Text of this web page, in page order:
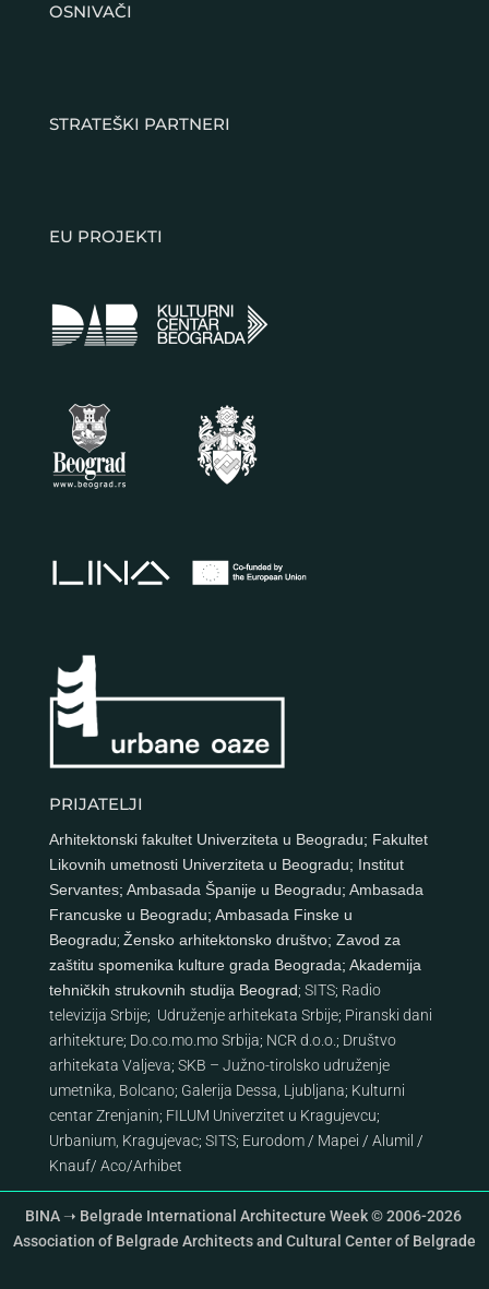
OSNIVAČI
STRATEŠKI PARTNERI
EU PROJEKTI
PRIJATELJI
Arhitektonski fakultet Univerziteta u Beogradu; Fakultet
Likovnih umetnosti Univerziteta u Beogradu; Institut
Servantes; Ambasada Španije u Beogradu; Ambasada
Francuske u Beogradu; Ambasada Finske u
Beogradu; Žensko arhitektonsko društvo; Zavod za
zaštitu spomenika kulture grada Beograda; Akademija
tehničkih strukovnih studija Beograd; SITS; Radio
televizija Srbije; Udruženje arhitekata Srbije; Piranski dani
arhitekture; Do.co.mo.mo Srbija; NCR d.o.o. ; Društvo
arhitekata Valjeva; SKB – Južno-tirolsko udruženje
umetnika, Bolcano; Galerija Dessa, Ljubljana; Kulturni
centar Zrenjanin; FILUM Univerzitet u Kragujevcu;
Urbanium, Kragujevac; SITS; Eurodom/ Mapei / Alumil /
Knauf/ Aco/Arhibet
BINA ➝ Belgrade International Architecture Week © 2006-2026
Association of Belgrade Architects and Cultural Center of Belgrade